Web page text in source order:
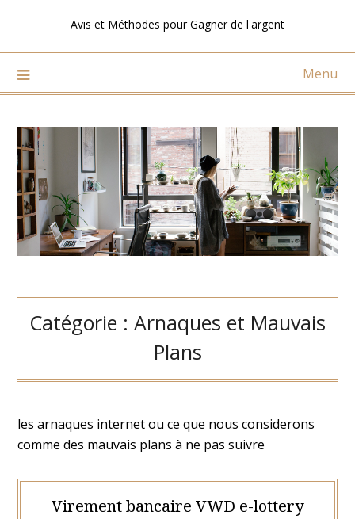
content
Avis et Méthodes pour Gagner de l'argent
Menu
Catégorie : Arnaques et Mauvais
Plans
les arnaques internet ou ce que nous considerons
comme des mauvais plans à ne pas suivre
Virement bancaire VWD e-lottery